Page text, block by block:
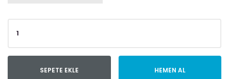
SEPETE EKLE HEMEN AL